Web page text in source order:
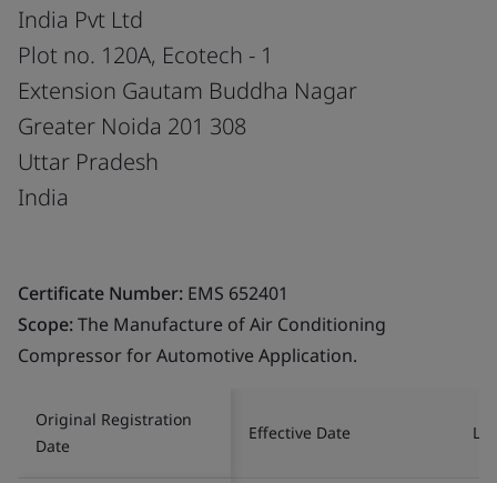
India Pvt Ltd
Plot no. 120A, Ecotech - 1
Extension Gautam Buddha Nagar
Greater Noida 201 308
Uttar Pradesh
India
Certificate Number: EMS 652401
Scope:The Manufacture of Air Conditioning
Compressor for Automotive Application.
Original Registration
Date
Effective Date